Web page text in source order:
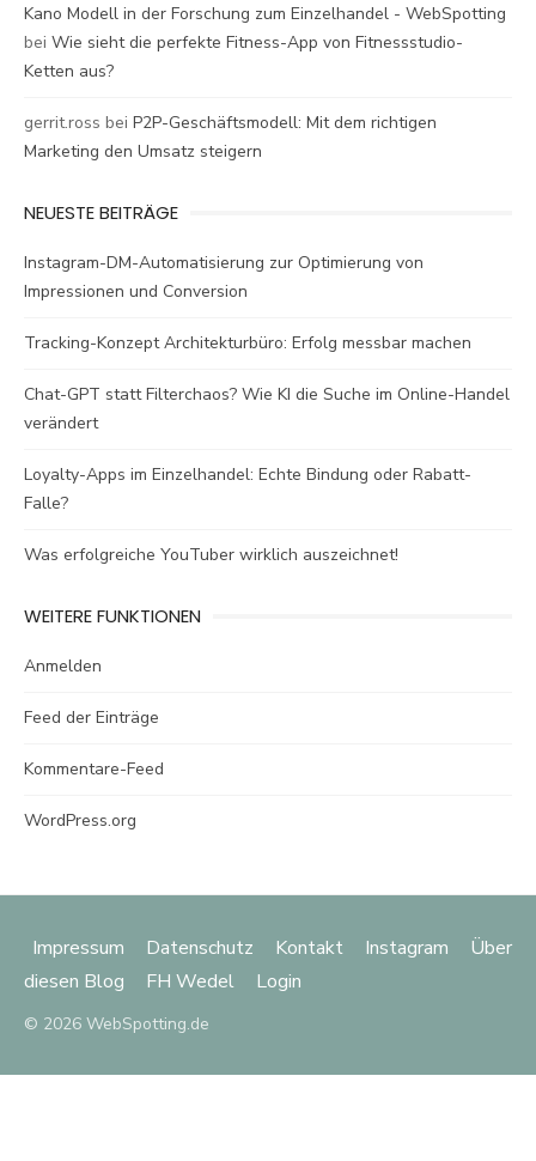
Kano Modell in der Forschung zum Einzelhandel - WebSpotting
bei Wie sieht die perfekte Fitness-App von Fitnessstudio-
Ketten aus?
gerrit.ross bei P2P-Geschäftsmodell: Mit dem richtigen
Marketing den Umsatz steigern
NEUESTE BEITRÄGE
Instagram-DM-Automatisierung zur Optimierung von
Impressionen und Conversion
Tracking-Konzept Architekturbüro: Erfolg messbar machen
Chat-GPT statt Filterchaos? Wie KI die Suche im Online-Handel
verändert
Loyalty-Apps im Einzelhandel: Echte Bindung oder Rabatt-
Falle?
Was erfolgreiche YouTuber wirklich auszeichnet!
WEITERE FUNKTIONEN
Anmelden
Feed der Einträge
Kommentare-Feed
WordPress.org
Impressum Datenschutz Kontakt Instagram
Über
diesen Blog
FH Wedel Login
© 2026 WebSpotting.de